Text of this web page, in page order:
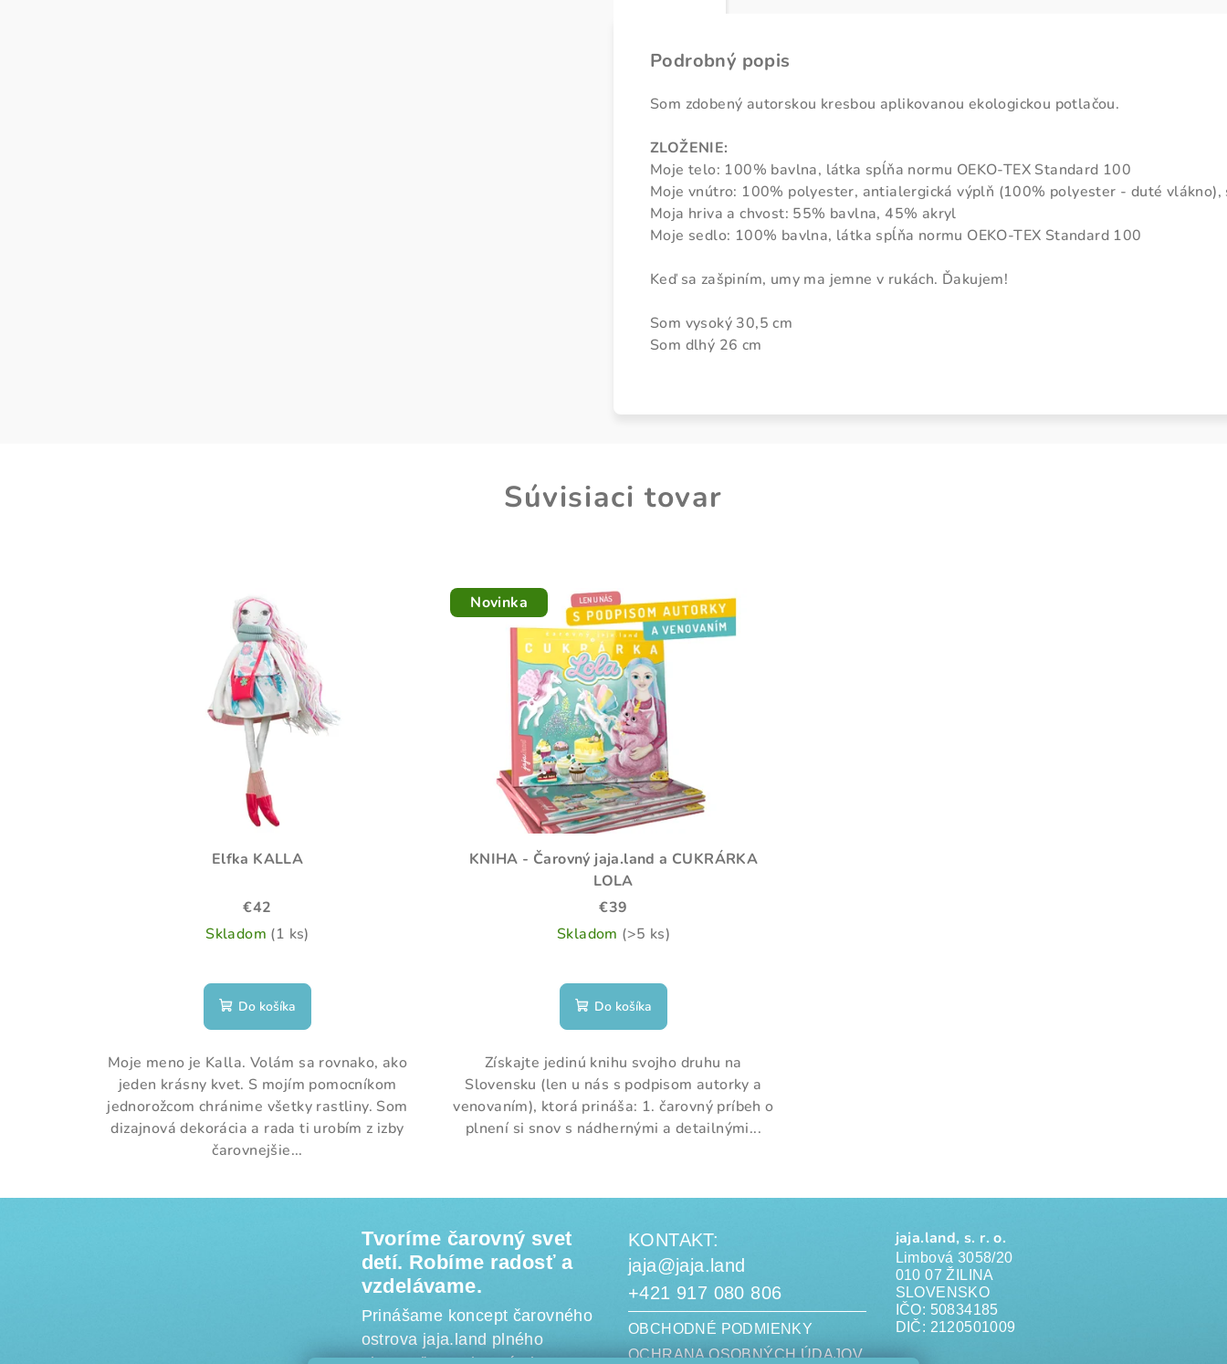
Podrobný popis
Som zdobený autorskou kresbou aplikovanou ekologickou potlačou.
ZLOŽENIE:
Moje telo: 100% bavlna, látka spĺňa normu OEKO-TEX Standard 100
Moje vnútro: 100% polyester, antialergická výplň (100% polyester - duté vlákno),
Moja hriva a chvost: 55% bavlna, 45% akryl
Moje sedlo: 100% bavlna, látka spĺňa normu OEKO-TEX Standard 100
Keď sa zašpiním, umy ma jemne v rukách. Ďakujem!
Som vysoký 30,5 cm
Som dlhý 26 cm
Súvisiaci tovar
Elfka KALLA
€42
Skladom (1 ks)
Do košíka
Moje meno je Kalla. Volám sa rovnako, ako
jeden krásny kvet. S mojím pomocníkom
jednorožcom chránime všetky rastliny. Som
dizajnová dekorácia a rada ti urobím z izby
čarovnejšie...
Novinka
KNIHA - Čarovný jaja.land a CUKRÁRKA
LOLA
€39
Skladom (>5 ks)
Do košíka
Získajte jedinú knihu svojho druhu na
Slovensku (len u nás s podpisom autorky a
venovaním), ktorá prináša: 1. čarovný príbeh o
plnení si snov s nádhernými a detailnými...
Tvoríme čarovný svet
detí. Robíme radosť a
vzdelávame.
Prinášame koncept čarovného
ostrova jaja.land plného
KONTAKT:
jaja@jaja.land
+421 917 080 806
OBCHODNÉ PODMIENKY
OCHRANA OSOBNÝCH ÚDAJOV
jaja.land, s. r. o.
Limbová 3058/20
010 07 ŽILINA
SLOVENSKO
IČO: 50834185
DIČ: 2120501009